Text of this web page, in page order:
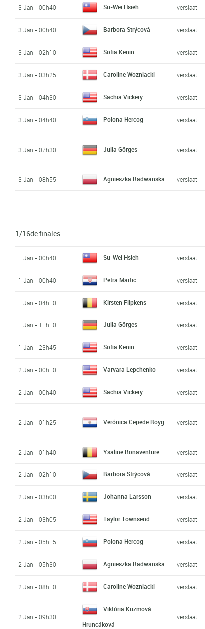
3 Jan - 00h40 Su-Wei Hsieh verslaat
3 Jan - 00h40 Barbora Strýcová verslaat
3 Jan - 02h10 Sofia Kenin verslaat
3 Jan - 03h25 Caroline Wozniacki verslaat
3 Jan - 04h30 Sachia Vickery verslaat
3 Jan - 04h40 Polona Hercog verslaat
3 Jan - 07h30 Julia Görges verslaat
3 Jan - 08h55 Agnieszka Radwanska verslaat
1/16de finales
1 Jan - 00h40 Su-Wei Hsieh verslaat
1 Jan - 00h40 Petra Martic verslaat
1 Jan - 04h10 Kirsten Flipkens verslaat
1 Jan - 11h10 Julia Görges verslaat
1 Jan - 23h45 Sofia Kenin verslaat
2 Jan - 00h10 Varvara Lepchenko verslaat
2 Jan - 00h40 Sachia Vickery verslaat
2 Jan - 01h25 Verónica Cepede Royg verslaat
2 Jan - 01h40 Ysaline Bonaventure verslaat
2 Jan - 02h10 Barbora Strýcová verslaat
2 Jan - 03h00 Johanna Larsson verslaat
2 Jan - 03h05 Taylor Townsend verslaat
2 Jan - 05h15 Polona Hercog verslaat
2 Jan - 05h30 Agnieszka Radwanska verslaat
2 Jan - 08h10 Caroline Wozniacki verslaat
2 Jan - 09h30
Viktória Kuzmová
Hruncáková
verslaat